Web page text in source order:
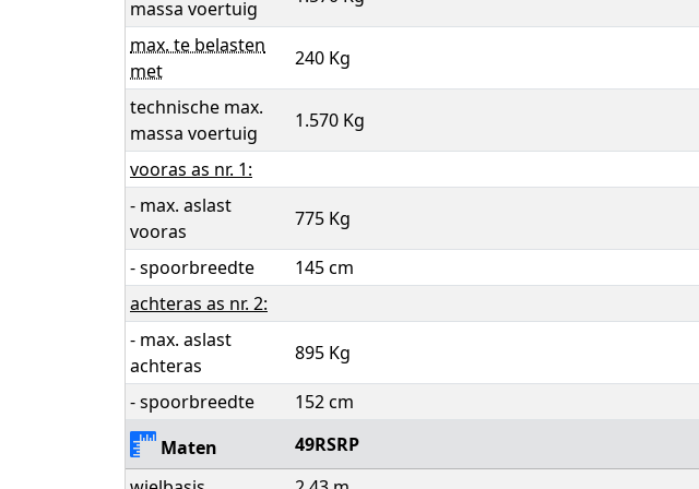
massa voertuig
max. te belasten
met
240 Kg
technische max.
massa voertuig
1.570 Kg
vooras as nr. 1:
- max. aslast
vooras
775 Kg
- spoorbreedte
145 cm
achteras as nr. 2:
- max. aslast
achteras
895 Kg
- spoorbreedte
152 cm
Maten
49RSRP